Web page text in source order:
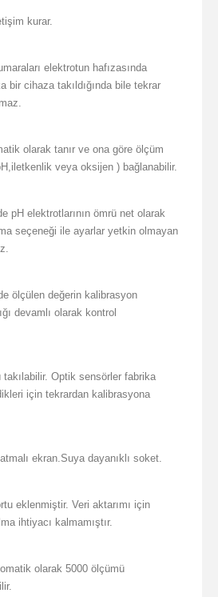
kurar.
elektrotun hafızasında
bir cihaza takıldığında bile tekrar
olarak tanır ve ona göre ölçüm
veya oksijen ) bağlanabilir.
pH elektrotlarının ömrü net olarak
seçeneği ile ayarlar yetkin olmayan
ölçülen değerin kalibrasyon
devamlı olarak kontrol
Optik sensörler fabrika
için tekrardan kalibrasyona
ekran.Suya dayanıklı soket.
eklenmiştir. Veri aktarımı için
ihtiyacı kalmamıştır.
olarak 5000 ölçümü